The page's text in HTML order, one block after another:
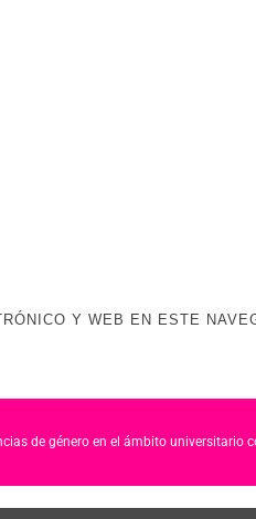
Y WEB EN ESTE
de género en el ámbito universitario